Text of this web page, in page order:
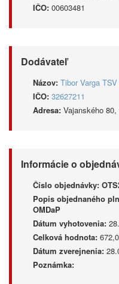
IČO: 00603481
Dodávateľ
Názov: Tibor Varga
IČO: 32627211
Adresa: Vajanského
Informácie o
Číslo objednávky:
Popis objednaného
OMDaP
Dátum vyhotovenia:
Celková hodnota:
Dátum zverejnenia:
Poznámka: